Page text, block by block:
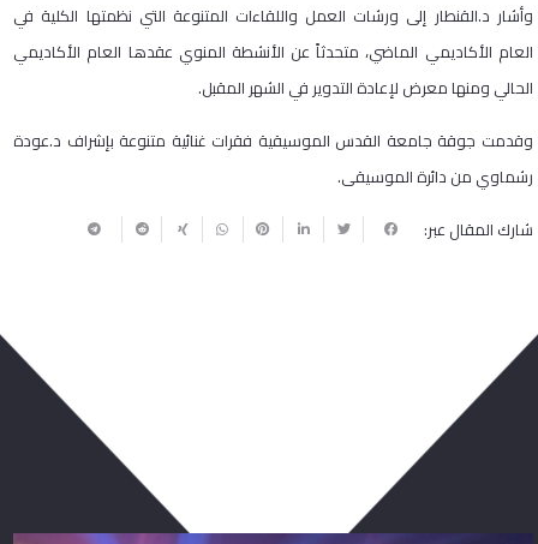
وأشار د.القنطار إلى ورشات العمل واللقاءات المتنوعة التي نظمتها الكلية في
العام الأكاديمي الماضي، متحدثاً عن الأنشطة المنوي عقدها العام الأكاديمي
الحالي ومنها معرض لإعادة التدوير في الشهر المقبل.
وقدمت جوقة جامعة القدس الموسيقية فقرات غنائية متنوعة بإشراف د.عودة
رشماوي من دائرة الموسيقى.
شارك المقال عبر: